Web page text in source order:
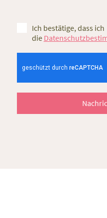
Ich bestätige, dass ich
die